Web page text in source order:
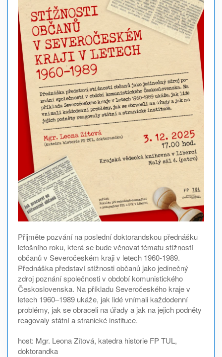
Přijměte pozvání na poslední doktorandskou přednášku
letošního roku, která se bude věnovat tématu stížností
občanů v Severočeském kraji v letech 1960-1989.
Přednáška představí stížnosti občanů jako jedinečný
zdroj poznání společnosti v období komunistického
Československa. Na příkladu Severočeského kraje v
letech 1960–1989 ukáže, jak lidé vnímali každodenní
problémy, jak se obraceli na úřady a jak na jejich podněty
reagovaly státní a stranické instituce.
host: Mgr. Leona Zítová, katedra historie FP TUL,
doktorandka